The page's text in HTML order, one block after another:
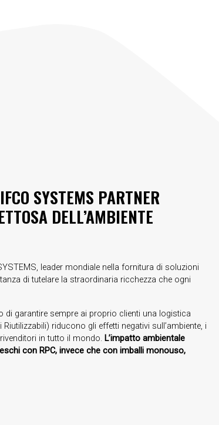
SYSTEMS PARTNER
DELL’AMBIENTE
leader mondiale nella fornitura di soluzioni
di tutelare la straordinaria ricchezza che ogni
di garantire sempre ai proprio clienti una logistica
riducono gli effetti negativi sull’ambiente, i
in tutto il mondo. L’impatto ambientale
con RPC, invece che con imballi monouso,